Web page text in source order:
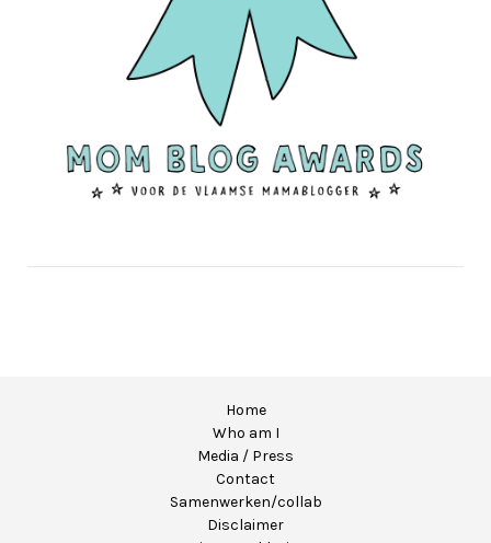
Home
Who am I
Media / Press
Contact
Samenwerken/collab
Disclaimer